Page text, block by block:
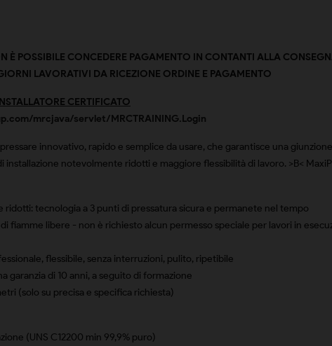
È POSSIBILE CONCEDERE PAGAMENTO IN CONTANTI ALLA
LAVORATIVI DA RICEZIONE ORDINE E PAGAMENTO
CERTIFICATO
mrcjava/servlet/MRCTRAINING.Login
pressare innovativo, rapido e semplice da usare, che garantisce una
installazione notevolmente ridotti e maggiore flessibilità di lavoro. >B<
ridotti: tecnologia a 3 punti di pressatura sicura e permanete nel tempo
fiamme libere - non è richiesto alcun permesso speciale per lavori in
flessibile, senza interruzioni, pulito, ripetibile
garanzia di 10 anni, a seguito di formazione
(solo su precisa e specifica richiesta)
(UNS C12200 min 99,9% puro)